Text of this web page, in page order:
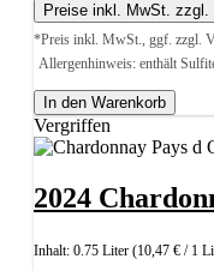
Preise inkl. MwSt. zzgl.
*Preis inkl. MwSt., ggf. zzgl.
Allergenhinweis: enthält
In den Warenkorb
Vergriffen
2024
Inhalt: 0.75 Liter (10,47 € / 1